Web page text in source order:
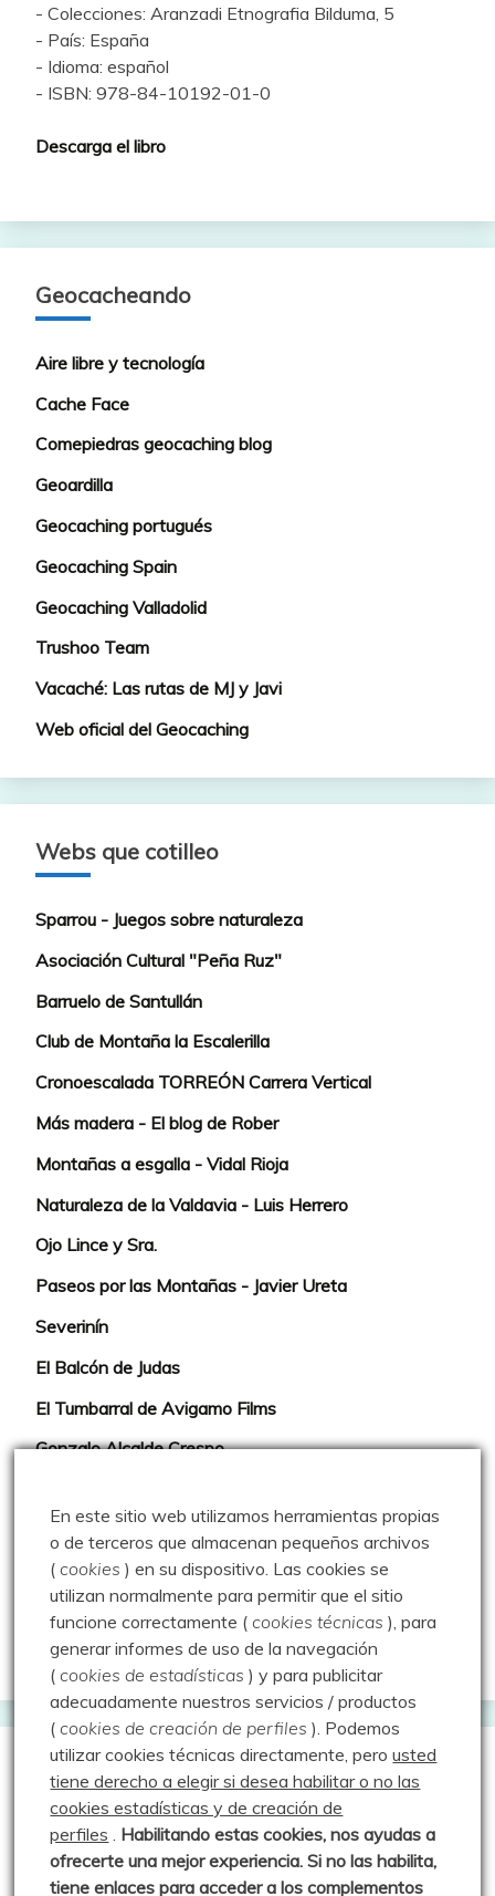
- Colecciones: Aranzadi Etnografia Bilduma, 5
- País: España
- Idioma: español
- ISBN: 978-84-10192-01-0
Descarga el libro
Geocacheando
Aire libre y tecnología
Cache Face
Comepiedras geocaching blog
Geoardilla
Geocaching portugués
Geocaching Spain
Geocaching Valladolid
Trushoo Team
Vacaché: Las rutas de MJ y Javi
Web oficial del Geocaching
Webs que cotilleo
Sparrou - Juegos sobre naturaleza
Asociación Cultural "Peña Ruz"
Barruelo de Santullán
Club de Montaña la Escalerilla
Cronoescalada TORREÓN Carrera Vertical
Más madera - El blog de Rober
Montañas a esgalla - Vidal Rioja
Naturaleza de la Valdavia - Luis Herrero
Ojo Lince y Sra.
Paseos por las Montañas - Javier Ureta
Severinín
El Balcón de Judas
El Tumbarral de Avigamo Films
Gonzalo Alcalde Crespo
Rutas y excursiones con niños
Valdeolea. Río Camesa, la vía azul
Aprendiz de sueños
Guías de Montaña
Manu - Entre Valles y Cumbre
Luis Crespo Fernández
En este sitio web utilizamos herramientas propias
o de terceros que almacenan pequeños archivos
(cookies ) en su dispositivo. Las cookies se
utilizan normalmente para permitir que el sitio
funcione correctamente (cookies técnicas ), para
generar informes de uso de la navegación
(cookies de estadísticas ) y para publicitar
adecuadamente nuestros servicios / productos
(cookies de creación de perfiles ). Podemos
utilizar cookies técnicas directamente, perousted
tiene derecho a elegir si desea habilitar o no las
cookies estadísticas y de creación de
perfiles . Habilitando estas cookies, nos ayudas a
ofrecerte una mejor experiencia. Si no las habilita,
tiene enlaces para acceder a los complementos